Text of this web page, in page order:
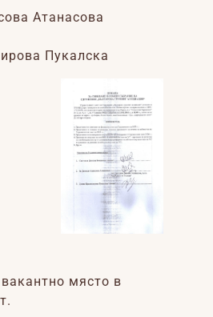
Атанасова
Пукалска
място в